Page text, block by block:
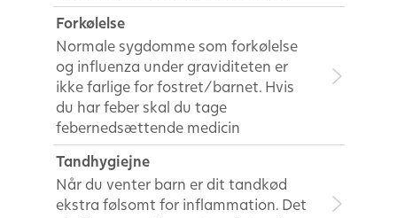
Forkølelse
Normale sygdomme som forkølelse
og influenza under graviditeten er
ikke farlige for fostret/barnet. Hvis
du har feber skal du tage
febernedsættende medicin
Tandhygiejne
Når du venter barn er dit tandkød
ekstra følsomt for inflammation. Det